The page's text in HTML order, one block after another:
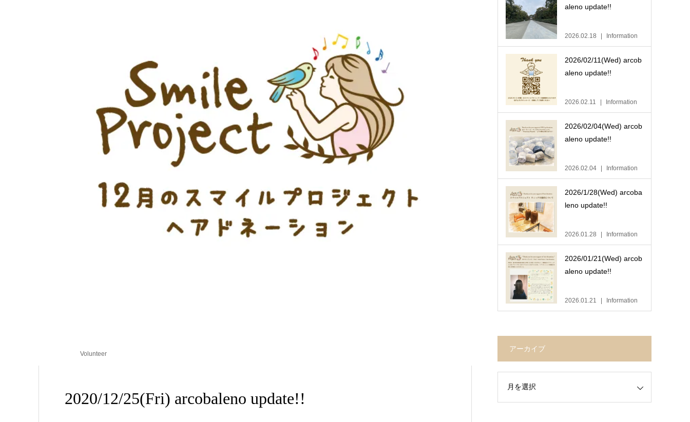
Volunteer
2020/12/25(Fri) arcobaleno update!!
aleno update!!
2026.02.18 Information
2026/02/11(Wed) arcob
aleno update!!
2026.02.11 Information
2026/02/04(Wed) arcob
aleno update!!
2026.02.04 Information
2026/1/28(Wed) arcoba
leno update!!
2026.01.28 Information
2026/01/21(Wed) arcob
aleno update!!
2026.01.21 Information
アーカイブ